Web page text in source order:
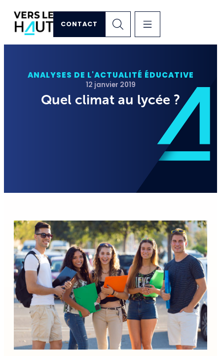
CONTACT
ANALYSES DE L'ACTUALITÉ ÉDUCATIVE
12 janvier 2019
Quel climat au lycée ?